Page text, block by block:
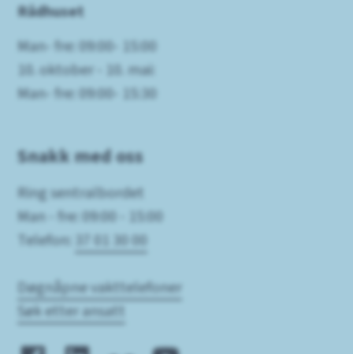
Rådhuset
Man- fre: 09:00- 15:00
10. oktober - 10. mai:
Man- fre: 09:00- 15:30
Snakk med oss
Ring sentralbordet
Man - fre: 09:00 - 15:00
Telefon: 37 01 30 00
Døgnåpne vakttelefoner
Søk etter ansatt